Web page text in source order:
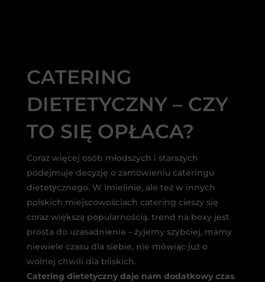
CATERING
DIETETYCZNY – CZY
TO SIĘ OPŁACA?
Coraz więcej osób młodszych i starszych
podejmuje decyzję o zamówieniu cateringu
dietetycznego. W Imielinie, ale też w innych
polskich miejscowościach catering cieszy się
coraz większą popularnością. trend na boxy jest
prosta do uzasadnienia – żyjemy szybciej, mamy
niewiele czasu dla siebie, nie mówiąc już o
wolnej chwili dla bliskich.
Catering dietetyczny daje nam dodatkowy czas.